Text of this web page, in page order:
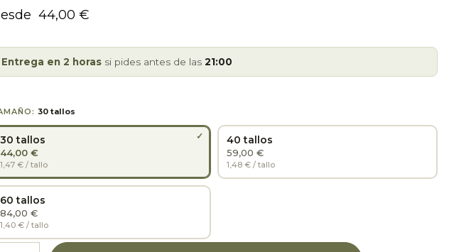
44,00 €
Entrega en 2 horas si pides antes de las 21:00
30 tallos
30 tallos
44,00 €
1,47 € / tallo
40 tallos
59,00 €
1,48 € / tallo
60 tallos
84,00 €
1,40 € / tallo